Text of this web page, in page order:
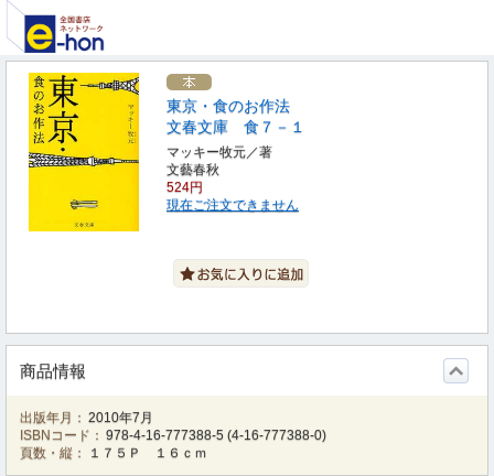
東京・食のお作法
文春文庫 食７－１
マッキー牧元／著
文藝春秋
524円
現在ご注文できません
商品情報
出版年月： 2010年7月
ISBNコード： 978-4-16-777388-5 (4-16-777388-0)
頁数・縦：
１７５Ｐ １６ｃｍ